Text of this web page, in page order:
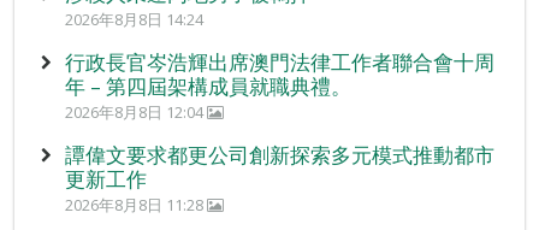
2026年8月8日 14:24
行政長官岑浩輝出席澳門法律工作者聯合會十周
年 – 第四屆架構成員就職典禮。
2026年8月8日 12:04
譚偉文要求都更公司創新探索多元模式推動都市
更新工作
2026年8月8日 11:28